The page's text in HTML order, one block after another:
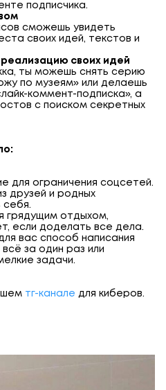
подписчика.
сможешь увидеть
своих идей, текстов и
своих идей
ты можешь снять серию
по музеям» или делаешь
коммент-подписка», а
с поиском секретных
для ограничения соцсетей.
друзей и родных
себя.
грядущим отдыхом,
если доделать все дела.
вас способ написания
за один раз или
задачи.
тг-канале для киберов.